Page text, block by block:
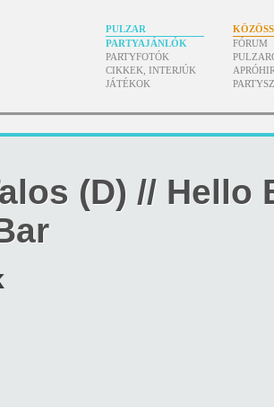
PULZAR
PARTYAJÁNLÓK
PARTYFOTÓK
CIKKEK, INTERJÚK
JÁTÉKOK
FÓRUM
(D) // Hello